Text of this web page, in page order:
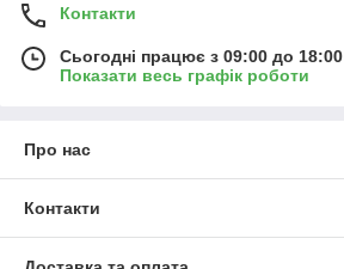
Контакти
Сьогодні працює з 09:00 до 18:00
Показати весь графік роботи
Про нас
Контакти